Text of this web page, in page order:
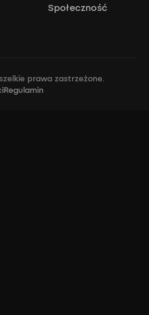
Społeczność
prawa zastrzeżone.
Regulamin